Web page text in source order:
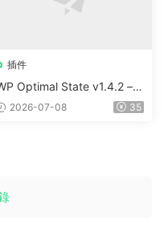
插件
Optimal State v1.4.2 –
優化、清理和安
2026-07-08 35